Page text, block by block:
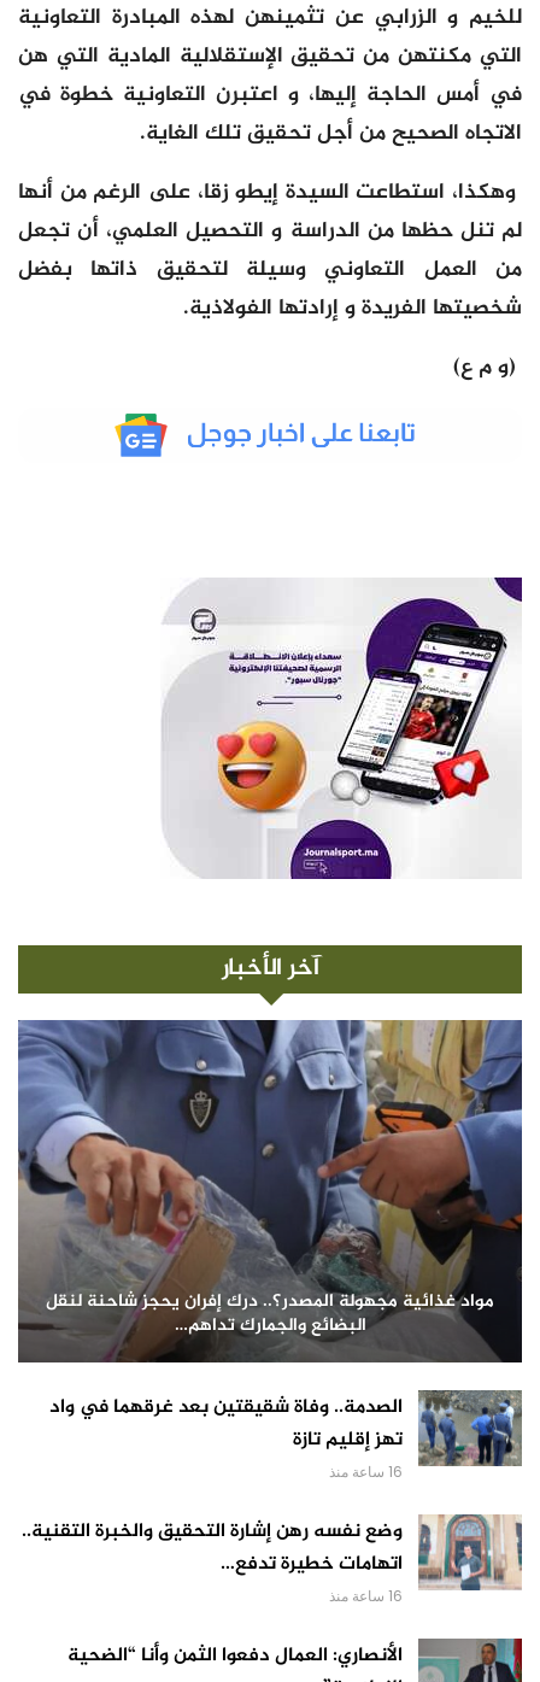
للخيم و الزرابي عن تثمينهن لهذه المبادرة التعاونية
التي مكنتهن من تحقيق الإستقلالية المادية التي هن
في أمس الحاجة إليها، و اعتبرن التعاونية خطوة في
الاتجاه الصحيح من أجل تحقيق تلك الغاية.
وهكذا، استطاعت السيدة إيطو زقا، على الرغم من أنها
لم تنل حظها من الدراسة و التحصيل العلمي، أن تجعل
من العمل التعاوني وسيلة لتحقيق ذاتها بفضل
شخصيتها الفريدة و إرادتها الفولاذية.
(و م ع)
آخر الأخبار
مواد غذائية مجهولة المصدر؟.. درك إفران يحجز شاحنة لنقل
البضائع والجمارك تداهم…
الصدمة.. وفاة شقيقتين بعد غرقهما في واد
تهز إقليم تازة
16 ساعة منذ
وضع نفسه رهن إشارة التحقيق والخبرة التقنية..
اتهامات خطيرة تدفع…
16 ساعة منذ
الأنصاري: العمال دفعوا الثمن وأنا “الضحية